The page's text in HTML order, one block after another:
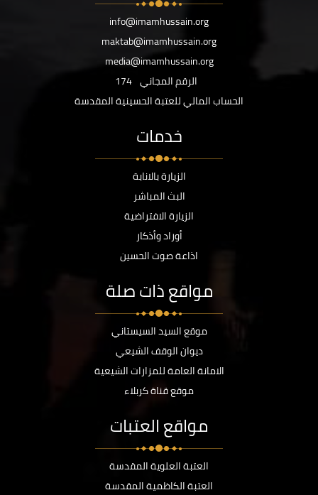
info@imamhussain.org
maktab@imamhussain.org
media@imamhussain.org
الرقم المجاني 174
الحساب المالي للعتبة الحسينية المقدسة
خدمات
الزيارة بالانابة
البث المباشر
الزيارة الافتراضية
أوراد وأذكار
اذاعة صوت الحسين
مواقع ذات صلة
موقع السيد السيستاني
ديوان الوقف الشيعي
الامانة العامة للمزارات الشيعية
موقع قناة كربلاء
مواقع العتبات
العتبة العلوية المقدسة
العتبة الكاظمية المقدسة